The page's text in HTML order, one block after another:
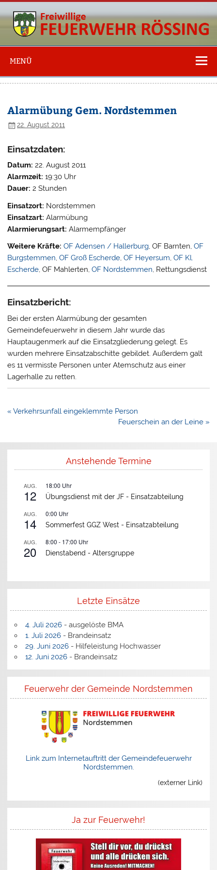
Freiwillige
Feuerwehr
Rössing
MENÜ
Alarmübung Gem. Nordstemmen
22. August 2011
Einsatzdaten:
Datum: 22. August 2011
Alarmzeit: 19:30 Uhr
Dauer: 2 Stunden
Einsatzort: Nordstemmen
Einsatzart: Alarmübung
Alarmierungsart: Alarmempfänger
Weitere Kräfte: OF Adensen / Hallerburg, OF Barnten,OF
Burgstemmen,OF Groß Escherde,OF Heyersum,OF Kl.
Escherde, OF Mahlerten,OF Nordstemmen, Rettungsdienst
Einsatzbericht:
Bei der ersten Alarmübung der gesamten
Gemeindefeuerwehr in diesem Jahr wurde das
Hauptaugenmerk auf die Einsatzgliederung gelegt. Es
wurden mehrere Einsatzabschitte gebildet. Außerdem galt
es 11 vermisste Personen unter Atemschutz aus einer
Lagerhalle zu retten.
Beitragsnavigation
« Verkehrsunfall eingeklemmte Person
Feuerschein an der Leine »
Anstehende Termine
AUG.
12
18:00 Uhr
Übungsdienst mit der JF - Einsatzabteilung
AUG.
14
0:00 Uhr
Sommerfest GGZ West - Einsatzabteilung
AUG.
20
8:00 - 17:00 Uhr
Dienstabend -Altersgruppe
Letzte Einsätze
4. Juli 2026- ausgelöste BMA
1. Juli 2026- Brandeinsatz
29. Juni 2026- Hilfeleistung Hochwasser
12. Juni 2026- Brandeinsatz
Feuerwehr der Gemeinde Nordstemmen
Link zum Internetauftritt der Gemeindefeuerwehr
Nordstemmen.
(externer Link)
Ja zur Feuerwehr!